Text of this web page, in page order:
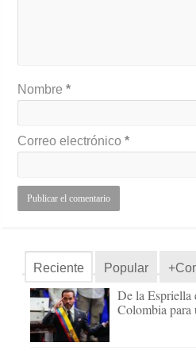
Nombre*
Correo electrónico*
Reciente Popular
De la Espriella
Colombia para